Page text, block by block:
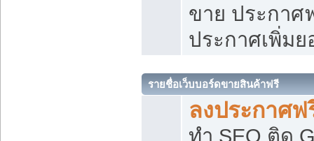
ขาย ประกาศ
ประกาศเพิ่ม
รายชื่อเว็บบอร์ดขายสินค้าฟรี
ลงประกาศฟ
ทำ SEO ติด